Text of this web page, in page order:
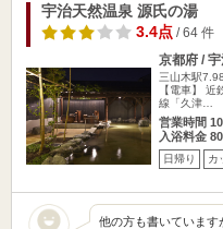
宇治天然温泉 源氏の湯
3.4点/ 64 件
京都府 /
三山木駅
【電車】
線「久津…
営業時間
入浴料金
日帰り カ
他の方も書いていま